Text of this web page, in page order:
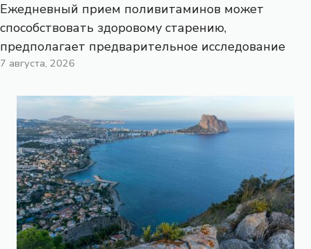
Ежедневный прием поливитаминов может
способствовать здоровому старению,
предполагает предварительное исследование
7 августа, 2026